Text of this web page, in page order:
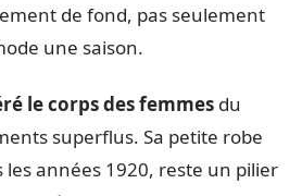
de fond, pas seulement
une saison.
le corps des femmes du
superflus. Sa petite robe
les années 1920, reste un pilier